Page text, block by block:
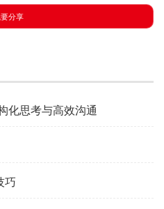
分享
化思考与高效沟通
巧